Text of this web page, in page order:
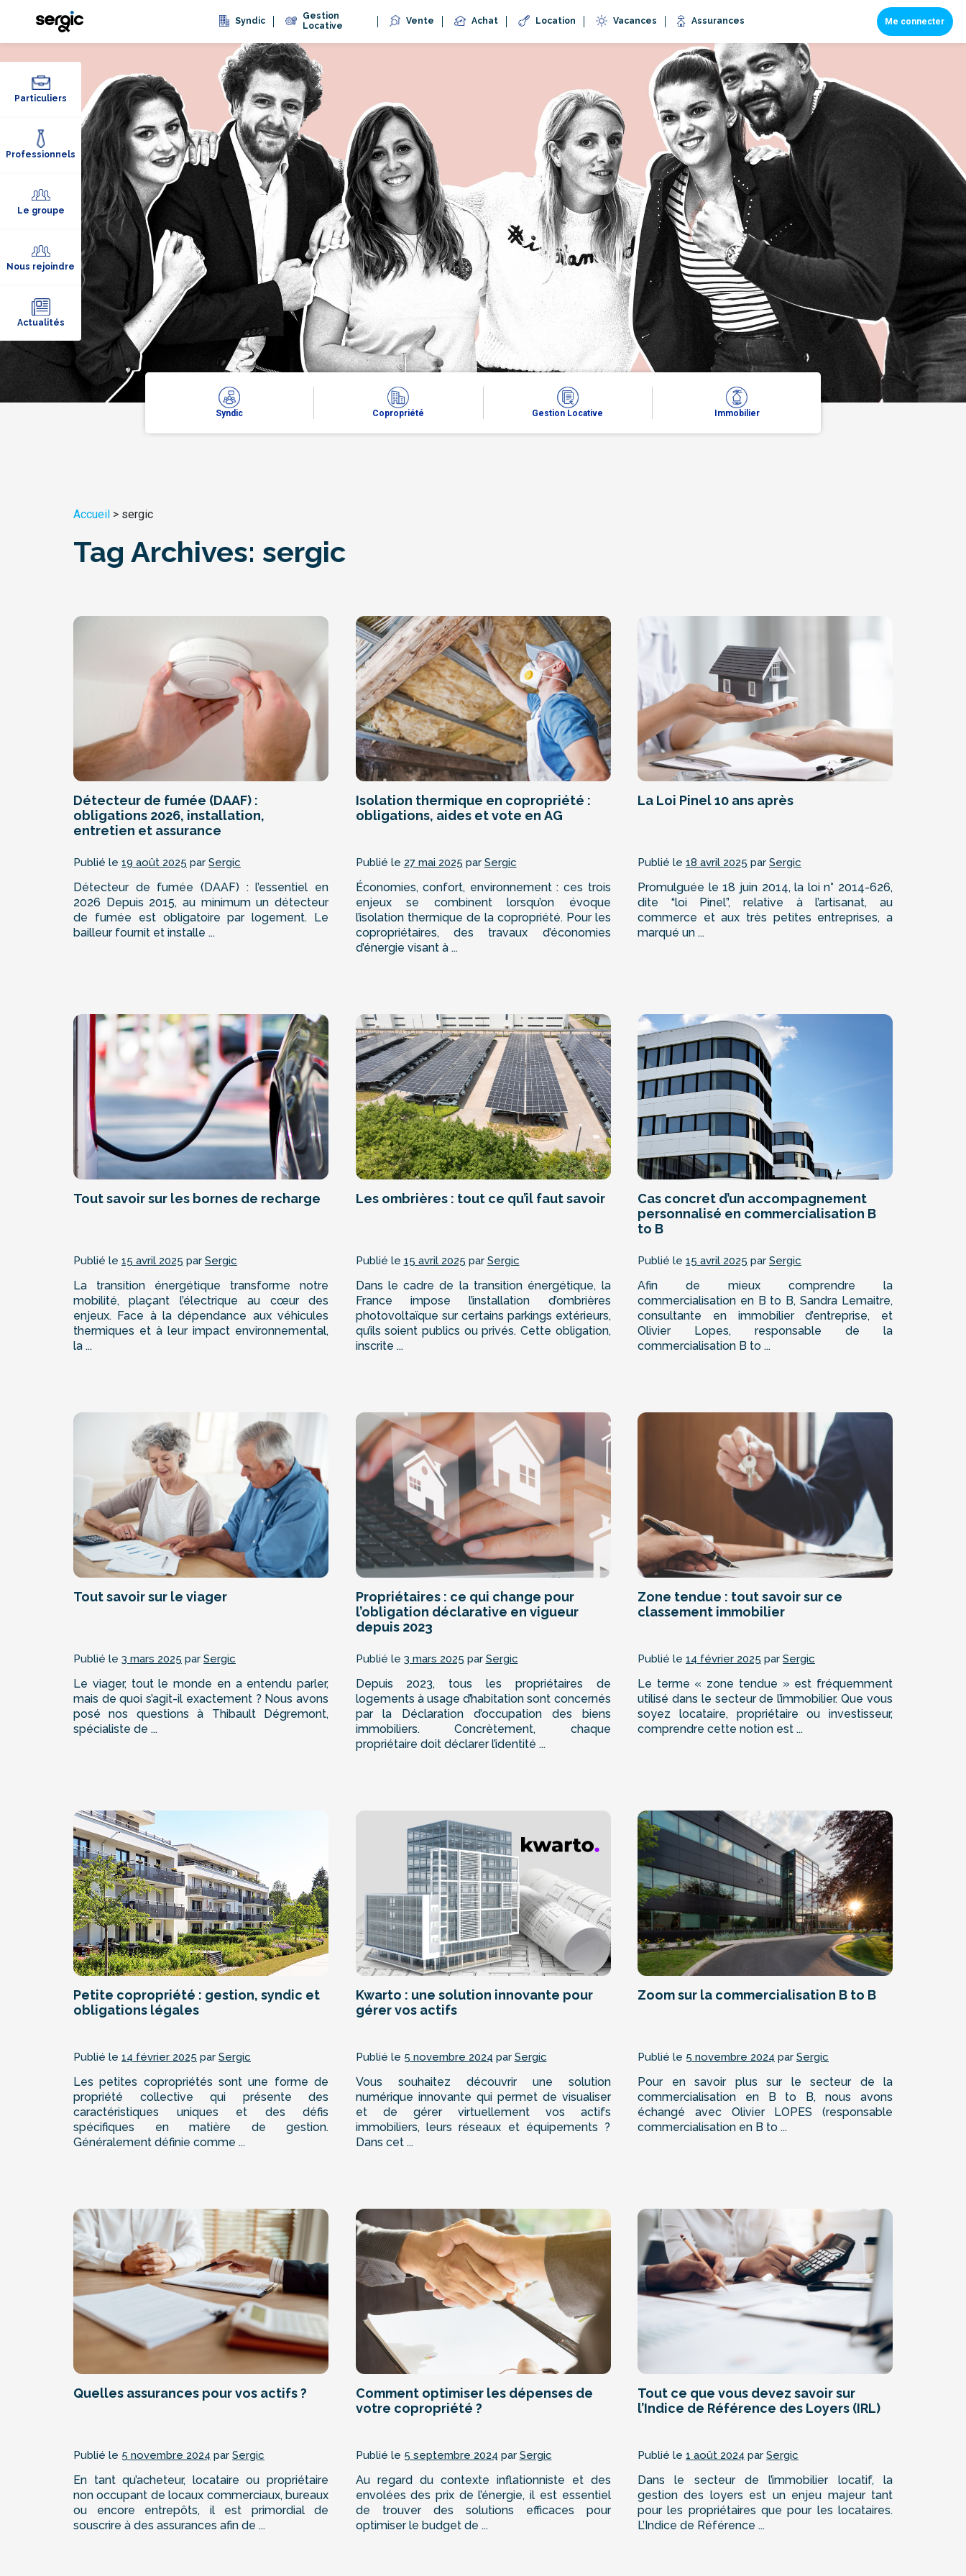
Syndic
Gestion
Locative
Vente Achat Location Vacances Assurances Me connecter
Particuliers
Professionnels
Le groupe
Nous rejoindre
Actualités
Syndic Copropriété Gestion Locative Immobilier
Accueil > sergic
Tag Archives: sergic
Détecteur de fumée (DAAF) :
obligations 2026, installation,
entretien et assurance
Publié le 19 août 2025 par Sergic
Détecteur de fumée (DAAF) : l’essentiel en
2026 Depuis 2015, au minimum un détecteur
de fumée est obligatoire par logement. Le
bailleur fournit et installe ...
Isolation thermique en copropriété :
obligations, aides et vote en AG
Publié le 27 mai 2025 par Sergic
Économies, confort, environnement : ces trois
enjeux se combinent lorsqu’on évoque
l’isolation thermique de la copropriété. Pour les
copropriétaires, des travaux d’économies
d’énergie visant à ...
La Loi Pinel 10 ans après
Publié le 18 avril 2025 par Sergic
Promulguée le 18 juin 2014, la loi n° 2014-626,
dite “loi Pinel”, relative à l’artisanat, au
commerce et aux très petites entreprises, a
marqué un ...
Tout savoir sur les bornes de recharge
Publié le 15 avril 2025 par Sergic
La transition énergétique transforme notre
mobilité, plaçant l’électrique au cœur des
enjeux. Face à la dépendance aux véhicules
thermiques et à leur impact environnemental,
la ...
Les ombrières : tout ce qu’il faut savoir
Publié le 15 avril 2025 par Sergic
Dans le cadre de la transition énergétique, la
France impose l’installation d’ombrières
photovoltaïque sur certains parkings extérieurs,
qu’ils soient publics ou privés. Cette obligation,
inscrite ...
Cas concret d’un accompagnement
personnalisé en commercialisation B
to B
Publié le 15 avril 2025 par Sergic
Afin de mieux comprendre la
commercialisation en B to B, Sandra Lemaitre,
consultante en immobilier d’entreprise, et
Olivier Lopes, responsable de la
commercialisation B to ...
Tout savoir sur le viager
Publié le 3 mars 2025 par Sergic
Le viager, tout le monde en a entendu parler,
mais de quoi s’agit-il exactement ? Nous avons
posé nos questions à Thibault Dégremont,
spécialiste de ...
Propriétaires : ce qui change pour
l’obligation déclarative en vigueur
depuis 2023
Publié le 3 mars 2025 par Sergic
Depuis 2023, tous les propriétaires de
logements à usage d’habitation sont concernés
par la Déclaration d’occupation des biens
immobiliers. Concrètement, chaque
propriétaire doit déclarer l’identité ...
Zone tendue : tout savoir sur ce
classement immobilier
Publié le 14 février 2025 par Sergic
Le terme « zone tendue » est fréquemment
utilisé dans le secteur de l’immobilier. Que vous
soyez locataire, propriétaire ou investisseur,
comprendre cette notion est ...
Petite copropriété : gestion, syndic et
obligations légales
Publié le 14 février 2025 par Sergic
Les petites copropriétés sont une forme de
propriété collective qui présente des
caractéristiques uniques et des défis
spécifiques en matière de gestion.
Généralement définie comme ...
Kwarto : une solution innovante pour
gérer vos actifs
Publié le 5 novembre 2024 par Sergic
Vous souhaitez découvrir une solution
numérique innovante qui permet de visualiser
et de gérer virtuellement vos actifs
immobiliers, leurs réseaux et équipements ?
Dans cet ...
Zoom sur la commercialisation B to B
Publié le 5 novembre 2024 par Sergic
Pour en savoir plus sur le secteur de la
commercialisation en B to B, nous avons
échangé avec Olivier LOPES (responsable
commercialisation en B to ...
Quelles assurances pour vos actifs ?
Publié le 5 novembre 2024 par Sergic
En tant qu’acheteur, locataire ou propriétaire
non occupant de locaux commerciaux, bureaux
ou encore entrepôts, il est primordial de
souscrire à des assurances afin de ...
Comment optimiser les dépenses de
votre copropriété ?
Publié le 5 septembre 2024 par Sergic
Au regard du contexte inflationniste et des
envolées des prix de l’énergie, il est essentiel
de trouver des solutions efficaces pour
optimiser le budget de ...
Tout ce que vous devez savoir sur
l’Indice de Référence des Loyers (IRL)
Publié le 1 août 2024 par Sergic
Dans le secteur de l’immobilier locatif, la
gestion des loyers est un enjeu majeur tant
pour les propriétaires que pour les locataires.
L’Indice de Référence ...